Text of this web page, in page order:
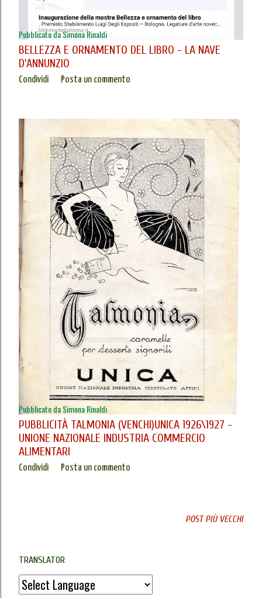
Pubblicato daSimona Rinaldi
BELLEZZA E ORNAMENTO DEL LIBRO - LA NAVE
D'ANNUNZIO
Condividi Posta un commento
Pubblicato daSimona Rinaldi
PUBBLICITÀ TALMONIA (VENCHI)UNICA 1926\1927 -
UNIONE NAZIONALE INDUSTRIA COMMERCIO
ALIMENTARI
Condividi Posta un commento
POST PIÙ VECCHI
TRANSLATOR